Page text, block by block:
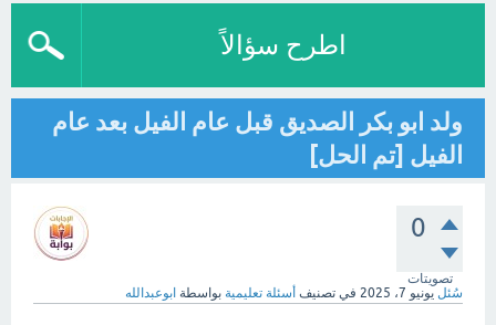
اطرح سؤالاً
ولد ابو بكر الصديق قبل عام الفيل بعد عام
الفيل [تم الحل]
0
تصويتات
سُئل يونيو 7، 2025 في تصنيف أسئلة تعليمية بواسطة ابوعبدالله